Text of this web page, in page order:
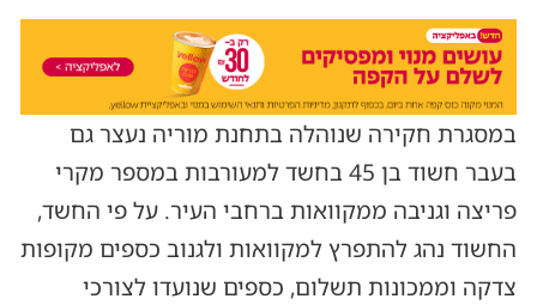
במסגרת חקירה שנוהלה בתחנת מוריה נעצר גם
בעבר חשוד בן 45 בחשד למעורבות במספר מקרי
פריצה וגניבה ממקוואות ברחבי העיר. על פי החשד,
החשוד נהג להתפרץ למקוואות ולגנוב כספים מקופות
צדקה וממכונות תשלום, כספים שנועדו לצורכי